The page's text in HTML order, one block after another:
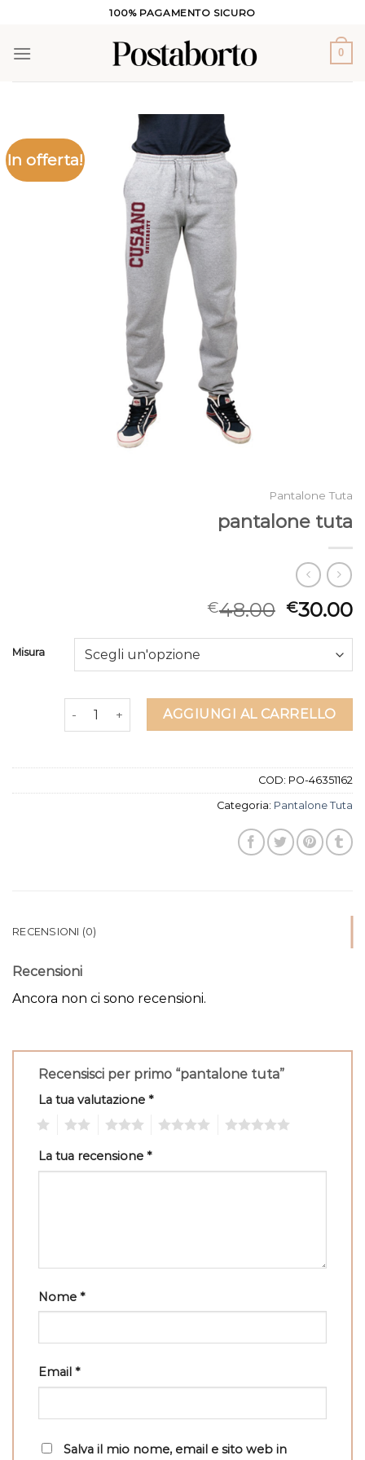
contenuti
100% PAGAMENTO SICURO
0
In offerta!
Pantalone Tuta
pantalone tuta
€48.00 €30.00
Misura
pantalone tuta quantitàAGGIUNGI AL CARRELLO
COD: PO-46351162
Categoria: Pantalone Tuta
RECENSIONI (0)
Recensioni
Ancora non ci sono recensioni.
Recensisci per primo “pantalone tuta”
La tua valutazione *
La tua recensione *
Nome *
Email *
Salva il mio nome, email e sito web in